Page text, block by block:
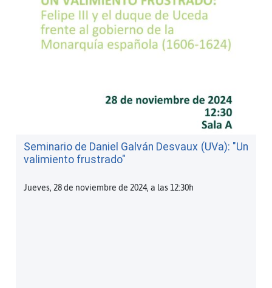
Seminario de Daniel Galván Desvaux (UVa): "Un
valimiento frustrado"
Jueves, 28 de noviembre de 2024, a las 12:30h